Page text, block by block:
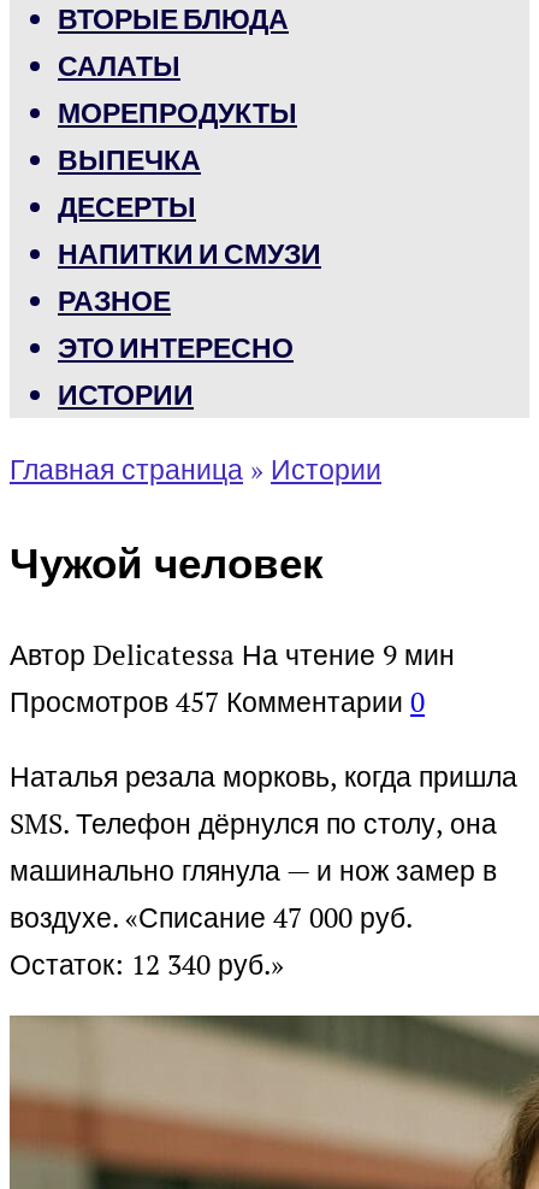
ВТОРЫЕ БЛЮДА
САЛАТЫ
МОРЕПРОДУКТЫ
ВЫПЕЧКА
ДЕСЕРТЫ
НАПИТКИ И СМУЗИ
РАЗНОЕ
ЭТО ИНТЕРЕСНО
ИСТОРИИ
Главная страница » Истории
Чужой человек
Автор Delicatessa На чтение 9 мин
Просмотров457 Комментарии 0
Наталья резала морковь, когда пришла
SMS. Телефон дёрнулся по столу, она
машинально глянула — и нож замер в
воздухе. «Списание 47 000 руб.
Остаток: 12 340 руб.»